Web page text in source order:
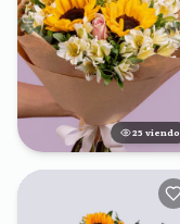
25 viendo